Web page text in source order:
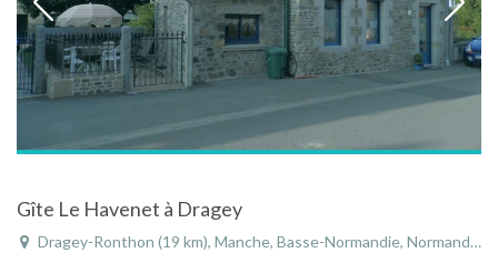
Gîte Le Havenet à Dragey
Dragey-Ronthon (19 km), Manche, Basse-Normandie, Normandie, France